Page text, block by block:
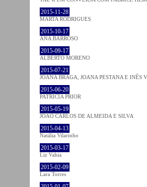
2015-11-28
MARTA RODRIGUES
2015-10-17
ANA BARROSO
2015-09-17
ALBERTO MORENO
2015-07-21
JOANA BRAGA, JOANA PESTANA E INÊS
2015-06-20
PATRÍCIA PRIOR
2015-05-19
JOÃO CARLOS DE ALMEIDA E SILVA
2015-04-13
Natália Vilarinho
2015-03-17
Liz Vahia
2015-02-09
Lara Torres